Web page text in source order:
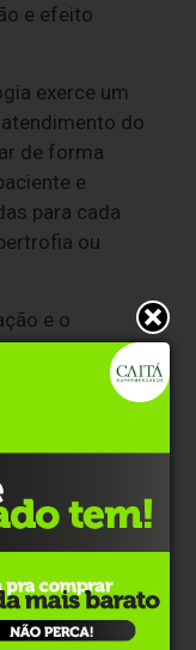
e efeito
exerce um
do
de forma
e
para cada
ou
e o
o ajuste fino
do
tecnologia e
áreas,
focam na
atuar
o equilíbrio